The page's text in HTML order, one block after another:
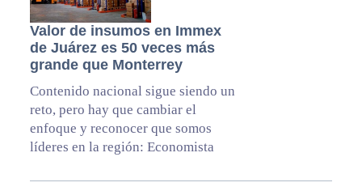
Valor de insumos en Immex
de Juárez es 50 veces más
grande que Monterrey
Contenido nacional sigue siendo un
reto, pero hay que cambiar el
enfoque y reconocer que somos
líderes en la región: Economista